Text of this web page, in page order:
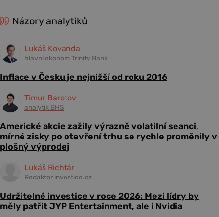
Názory analytiků
Lukáš Kovanda
hlavní ekonom Trinity Bank
Inflace v Česku je nejnižší od roku 2016
Timur Barotov
analytik BHS
Americké akcie zažily výrazně volatilní seanci,
mírné zisky po otevření trhu se rychle proměnily v
plošný výprodej
Lukáš Richtár
Redaktor investice.cz
Udržitelné investice v roce 2026: Mezi lídry by
měly patřit JYP Entertainment, ale i Nvidia